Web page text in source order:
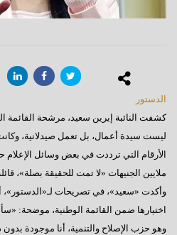
الدستور
كشفت النائبة إيرين سعيد، مرشحة القائمة
ليست سيدة أعمال، بل تعمل صيدلانية،
الأرقام التي ترددت في بعض وسائل الإعلام
ملايين الجنيهات «لا تمت للحقيقة بصلة»،
وأكدت «سعيد»، في تصريحات لـ«الدستور»،
اختيارها ضمن القائمة الوطنية، موضحة:
وهو حزب الإصلاح والتنمية، أنا موجودة